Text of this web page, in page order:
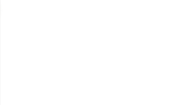
a favoritos